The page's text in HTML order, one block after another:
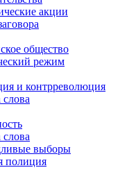
акции
общество
режим
и контрреволюция
выборы
полиция